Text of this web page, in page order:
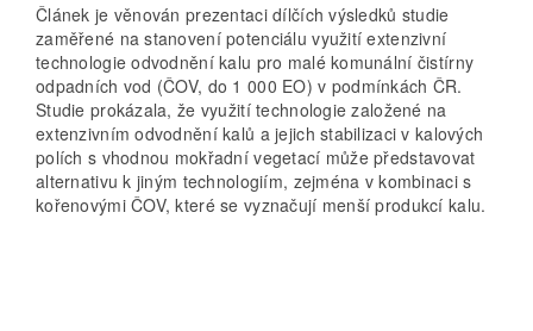
Článek je věnován prezentaci dílčích výsledků studie
zaměřené na stanovení potenciálu využití extenzivní
technologie odvodnění kalu pro malé komunální čistírny
odpadních vod (ČOV, do 1 000 EO) v podmínkách ČR.
Studie prokázala, že využití technologie založené na
extenzivním odvodnění kalů a jejich stabilizaci v kalových
polích s vhodnou mokřadní vegetací může představovat
alternativu k jiným technologiím, zejména v kombinaci s
kořenovými ČOV, které se vyznačují menší produkcí kalu.